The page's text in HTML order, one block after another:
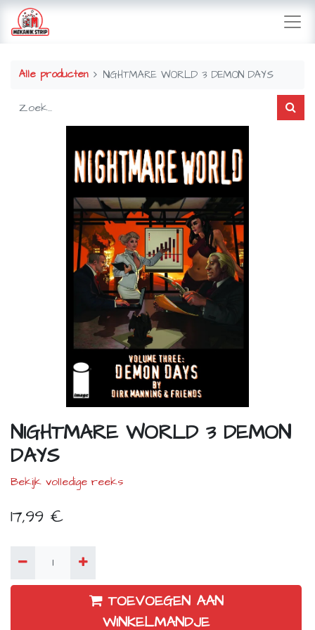
Alle producten NIGHTMARE WORLD 3 DEMON DAYS
NIGHTMARE WORLD 3 DEMON
DAYS
Bekijk volledige reeks
17,99 €
TOEVOEGEN AAN
WINKELMANDJE